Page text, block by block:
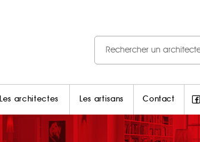
Les architectes Les artisans Contact